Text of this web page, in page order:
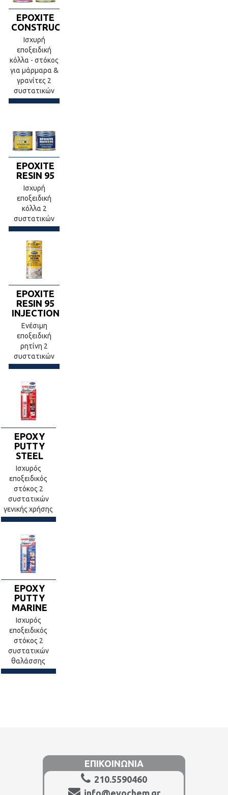
EPOXITE
CONSTRUCT
Ισχυρή
εποξειδική
κόλλα - στόκος
για μάρμαρα &
γρανίτες 2
συστατικών
EPOXITE
RESIN 95
Ισχυρή
εποξειδική
κόλλα 2
συστατικών
EPOXITE
RESIN 95
INJECTION
Ενέσιμη
εποξειδική
ρητίνη 2
συστατικών
EPOXY
PUTTY
STEEL
Ισχυρός
εποξειδικός
στόκος 2
συστατικών
γενικής χρήσης
EPOXY
PUTTY
MARINE
Ισχυρός
εποξειδικός
στόκος 2
συστατικών
θαλάσσης
ΕΠΙΚΟΙΝΩΝΙΑ
210.5590460
info@evochem.gr